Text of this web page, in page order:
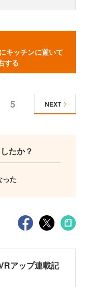
キッチンに置いて
する
5 NEXT
たか？
った
アップ連載記